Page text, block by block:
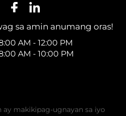
sa amin anumang oras!
AM - 12:00 PM
AM - 10:00 PM
makikipag-ugnayan sa iyo